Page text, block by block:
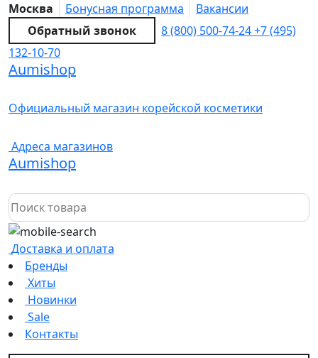
Москва Бонусная программа
Вакансии
Обратный звонок
8 (800) 500-74-24+7 (495)
132-10-70
Aumishop
Официальный магазин корейской косметики
Адреса магазинов
Aumishop
Доставка и оплата
Бренды
Хиты
Новинки
Sale
Контакты